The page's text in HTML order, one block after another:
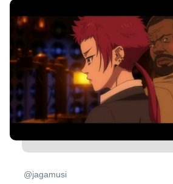
@jagamusi